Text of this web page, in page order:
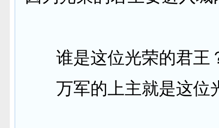
谁是这位光荣的君王
万军的上主就是这位